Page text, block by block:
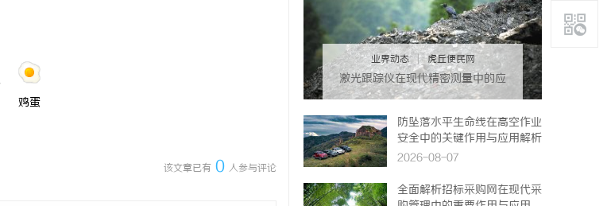
鸡蛋
该文章已有 0 人参与评论
业界动态 | 虎丘便民网
激光跟踪仪在现代精密测量中的应
用与发展趋势
防坠落水平生命线在高空作业
安全中的关键作用与应用解析
2026-08-07
全面解析招标采购网在现代采